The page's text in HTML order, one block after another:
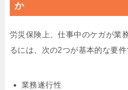
か
労災保険上、仕事中のケガが業
るには、次の2つが基本的な要件
業務遂行性